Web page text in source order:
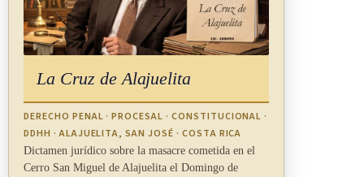
La Cruz de Alajuelita
DERECHO PENAL · PROCESAL · CONSTITUCIONAL ·
DDHH · ALAJUELITA, SAN JOSÉ · COSTA RICA
Dictamen jurídico sobre la masacre cometida en el
Cerro San Miguel de Alajuelita el Domingo de